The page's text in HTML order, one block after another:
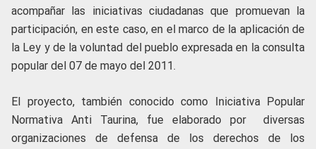
acompañar las iniciativas ciudadanas que promuevan la
participación, en este caso, en el marco de la aplicación de
la Ley y de la voluntad del pueblo expresada en la consulta
popular del 07 de mayo del 2011.
El proyecto, también conocido como Iniciativa Popular
Normativa Anti Taurina, fue elaborado por diversas
organizaciones de defensa de los derechos de los